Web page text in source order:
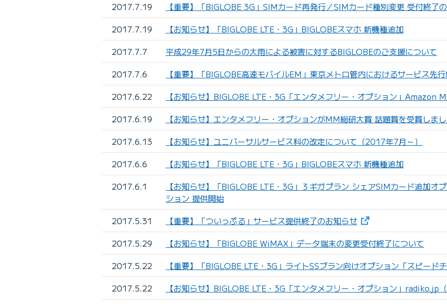
2017.7.19
【重要】「BIGLOBE 3G」SIMカード再発行／SIMカード種別変更 受付終了
2017.7.19
【お知らせ】「BIGLOBE LTE・3G」BIGLOBEスマホ 新機種追加
2017.7.7
平成29年7月5日からの大雨による被害に対するBIGLOBEのご支援について
2017.7.6
【重要】「BIGLOBE高速モバイルEM」東京メトロ管内におけるサービス先
2017.6.22
【お知らせ】BIGLOBE LTE・3G「エンタメフリー・オプション」Amazon
2017.6.19
【お知らせ】エンタメフリー・オプションがMM総研大賞 話題賞を受賞しま
2017.6.13
【お知らせ】ユニバーサルサービス料の改定について（2017年7月～）
2017.6.6
【お知らせ】「BIGLOBE LTE・3G」BIGLOBEスマホ 新機種追加
2017.6.1
【お知らせ】「BIGLOBE LTE・3G」３ギガプラン シェアSIMカード追加オ
ション 提供開始
2017.5.31
【重要】「ついっぷる」サービス提供終了のお知らせ（新しいタブで開きます）
2017.5.29
【お知らせ】「BIGLOBE WiMAX」データ端末の変更受付終了について
2017.5.22
【重要】「BIGLOBE LTE・3G」ライトSSプラン向けオプション「スピード
2017.5.22
【お知らせ】BIGLOBE LTE・3G「エンタメフリー・オプション」radiko.jp